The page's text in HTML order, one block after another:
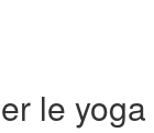
le yoga